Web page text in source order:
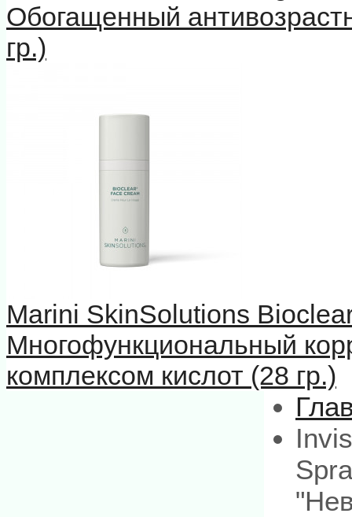
Обогащенный
гр.)
Marini SkinSolutions
Многофункциональный
комплексом кислот (28 гр.)